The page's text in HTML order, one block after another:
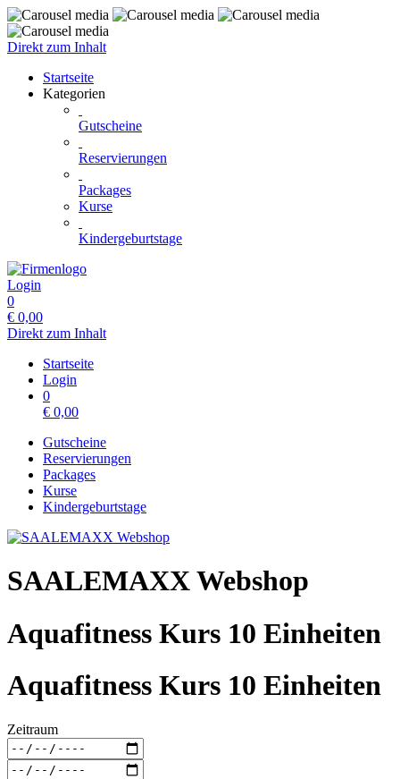
Direkt zum Inhalt
Startseite
Kategorien
Gutscheine
Reservierungen
Packages
Kurse
Kindergeburtstage
Login
0
€ 0,00
Direkt zum Inhalt
Startseite
Login
0
€ 0,00
Gutscheine
Reservierungen
Packages
Kurse
Kindergeburtstage
SAALEMAXX Webshop
Aquafitness Kurs 10 Einheiten
Aquafitness Kurs 10 Einheiten
Zeitraum